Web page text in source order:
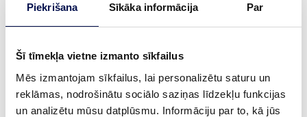
Piekrišana Sīkāka informācija Par
Šī tīmekļa vietne izmanto sīkfailus
Mēs izmantojam sīkfailus, lai personalizētu saturu un
reklāmas, nodrošinātu sociālo saziņas līdzekļu funkcijas
un analizētu mūsu datplūsmu. Informāciju par to, kā jūs
2 GADU PRODUKTA GARANTIJA
APDARE (11)
NCS S0502-YNCS S0500-NNCS S3502-YNCS S7000-NNCS S9000-N